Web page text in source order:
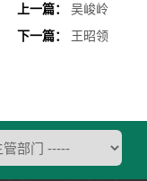
上一篇：
吴峻岭
下一篇：
王昭领